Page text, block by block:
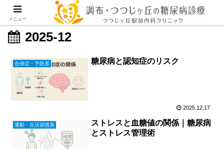
2025-12
合併症・予防系 糖尿病と認知症のリスク
2025.12.17
運動・生活習慣系
ストレスと血糖値の関係｜糖尿病
とストレス管理術
メニュー